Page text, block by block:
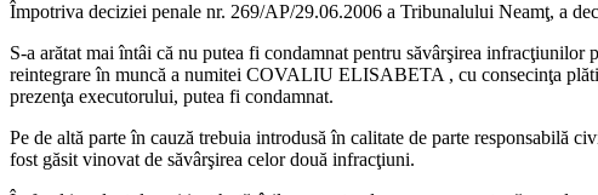
Împotriva deciziei penale nr. 269/AP/29.06.2006 a Tribunalului Neamţ, a
S-a arătat mai întâi că nu putea fi condamnat pentru săvârşirea
reintegrare în muncă a numitei COVALIU ELISABETA , cu consecinţa
prezenţa executorului, putea fi condamnat.
Pe de altă parte în cauză trebuia introdusă în calitate de parte responsabilă
fost găsit vinovat de săvârşirea celor două infracţiuni.